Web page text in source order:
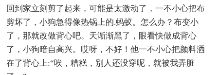
回到家立刻剪了起来，可能是太激动了，一不小心把布
剪坏了，小狗急得像热锅上的.蚂蚁。怎么办？布变小
了，那就改做背心吧。天渐渐黑了，眼看快做成背心
了，小狗暗自高兴。哎呀，不好！他一不小心把颜料洒
在了背心上:“唉，糟糕，别人还没穿呢，就被我弄脏